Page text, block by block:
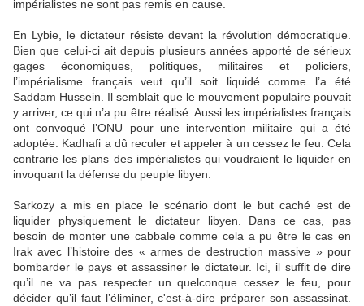
impérialistes ne sont pas remis en cause.
En Lybie, le dictateur résiste devant la révolution démocratique.
Bien que celui-ci ait depuis plusieurs années apporté de sérieux
gages économiques, politiques, militaires et policiers,
l’impérialisme français veut qu’il soit liquidé comme l’a été
Saddam Hussein. Il semblait que le mouvement populaire pouvait
y arriver, ce qui n’a pu être réalisé. Aussi les impérialistes français
ont convoqué l’ONU pour une intervention militaire qui a été
adoptée. Kadhafi a dû reculer et appeler à un cessez le feu. Cela
contrarie les plans des impérialistes qui voudraient le liquider en
invoquant la défense du peuple libyen.
Sarkozy a mis en place le scénario dont le but caché est de
liquider physiquement le dictateur libyen. Dans ce cas, pas
besoin de monter une cabbale comme cela a pu être le cas en
Irak avec l’histoire des « armes de destruction massive » pour
bombarder le pays et assassiner le dictateur. Ici, il suffit de dire
qu’il ne va pas respecter un quelconque cessez le feu, pour
décider qu’il faut l’éliminer, c'est-à-dire préparer son assassinat.